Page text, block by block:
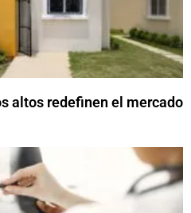
altos redefinen el mercado